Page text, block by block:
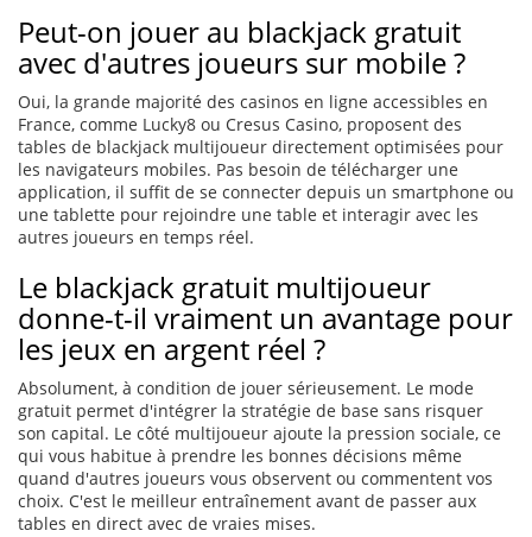
Peut-on jouer au blackjack gratuit
avec d'autres joueurs sur mobile ?
Oui, la grande majorité des casinos en ligne accessibles en
France, comme Lucky8 ou Cresus Casino, proposent des
tables de blackjack multijoueur directement optimisées pour
les navigateurs mobiles. Pas besoin de télécharger une
application, il suffit de se connecter depuis un smartphone ou
une tablette pour rejoindre une table et interagir avec les
autres joueurs en temps réel.
Le blackjack gratuit multijoueur
donne-t-il vraiment un avantage pour
les jeux en argent réel ?
Absolument, à condition de jouer sérieusement. Le mode
gratuit permet d'intégrer la stratégie de base sans risquer
son capital. Le côté multijoueur ajoute la pression sociale, ce
qui vous habitue à prendre les bonnes décisions même
quand d'autres joueurs vous observent ou commentent vos
choix. C'est le meilleur entraînement avant de passer aux
tables en direct avec de vraies mises.